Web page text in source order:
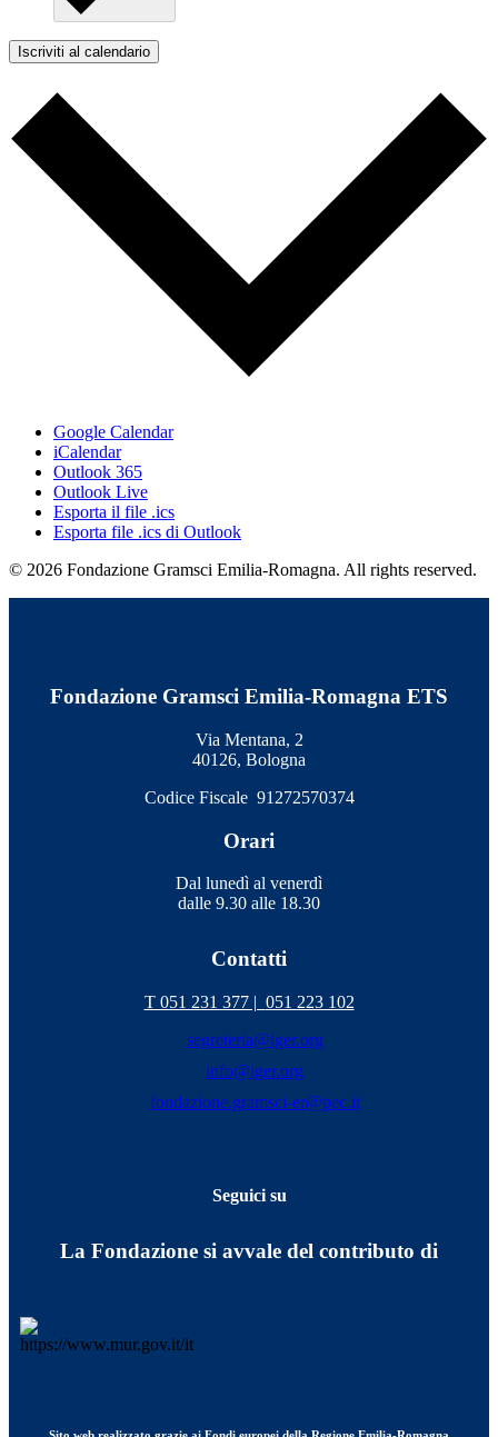
Iscriviti al calendario
Google Calendar
iCalendar
Outlook 365
Outlook Live
Esporta il file .ics
Esporta file .ics di Outlook
© 2026 Fondazione Gramsci Emilia-Romagna. All rights reserved.
Fondazione Gramsci Emilia-Romagna ETS
Via Mentana, 2
40126, Bologna
Codice Fiscale 91272570374
Orari
Dal lunedì al venerdì
dalle 9.30 alle 18.30
Contatti
T 051 231 377 | 051 223 102
segreteria@iger.org
info@iger.org
fondazione.gramsci-er@pec.it
Seguici su
La Fondazione si avvale del contributo di